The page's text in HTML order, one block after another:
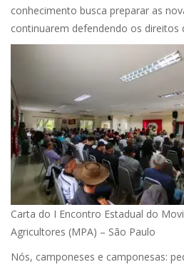
conhecimento busca preparar as
continuarem defendendo os direitos
Carta do I Encontro Estadual do
Agricultores (MPA) – São Paulo
Nós, camponeses e camponesas: